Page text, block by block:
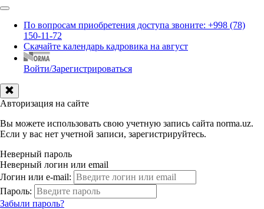
По вопросам приобретения доступа звоните: +998 (78)
150-11-72
Скачайте календарь кадровика на август
Войти/Зарегистрироваться
Авторизация на сайте
Вы можете использовать свою учетную запись сайта norma.uz.
Если у вас нет учетной записи, зарегистрируйтесь.
Неверный пароль
Неверный логин или email
Логин или e-mail:
Пароль:
Забыли пароль?